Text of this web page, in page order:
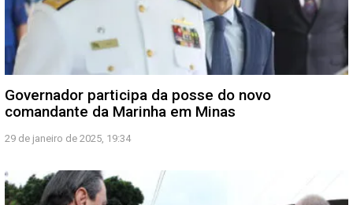
Governador participa da posse do novo
comandante da Marinha em Minas
29 de janeiro de 2025, 19:34